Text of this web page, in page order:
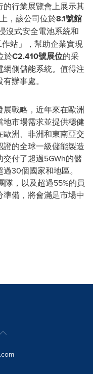
的行業展覽會上展示其
，該公司位於8.1號館
沒式安全電池系統和
站」，幫助企業實現
於C2.410號展位的采
網側儲能系統。值得注
辦事處。
戰略，近年來在歐洲
市場需求並提供穩健
洲、非洲和東南亞交
證的全球一級儲能製造
付了超過5GWh的儲
30個國家和地區。
，以及超過55%的員
備，將會滿足市場中